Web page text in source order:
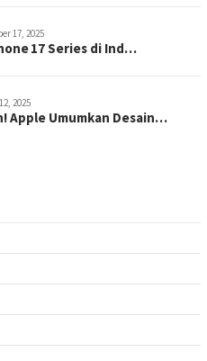
17, 2025
17 Series di Ind…
2025
Apple Umumkan Desain…